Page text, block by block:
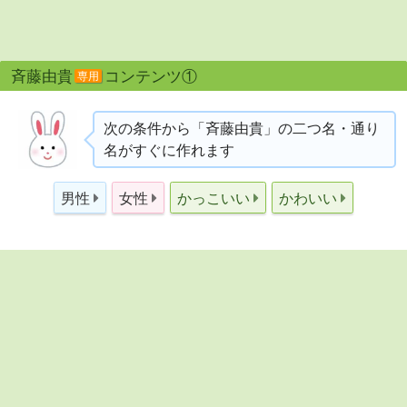
斉藤由貴 専用 コンテンツ①
次の条件から「斉藤由貴」の二つ名・通り
名がすぐに作れます
男性 女性 かっこいい かわいい